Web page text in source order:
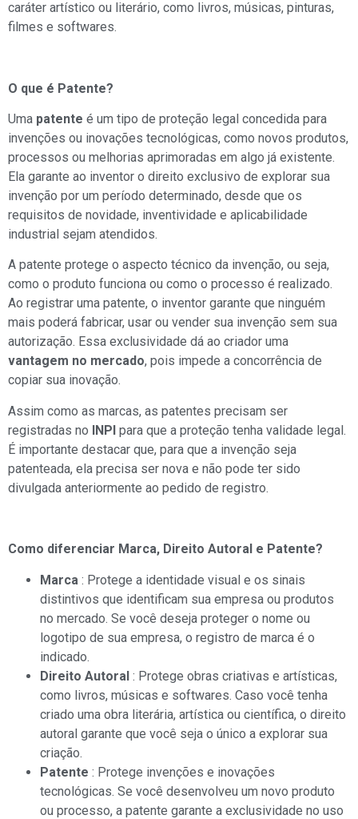
caráter artístico ou literário, como livros, músicas, pinturas,
filmes e softwares.
O que é Patente?
Uma patente é um tipo de proteção legal concedida para
invenções ou inovações tecnológicas, como novos produtos,
processos ou melhorias aprimoradas em algo já existente.
Ela garante ao inventor o direito exclusivo de explorar sua
invenção por um período determinado, desde que os
requisitos de novidade, inventividade e aplicabilidade
industrial sejam atendidos.
A patente protege o aspecto técnico da invenção, ou seja,
como o produto funciona ou como o processo é realizado.
Ao registrar uma patente, o inventor garante que ninguém
mais poderá fabricar, usar ou vender sua invenção sem sua
autorização. Essa exclusividade dá ao criador uma
vantagem no mercado, pois impede a concorrência de
copiar sua inovação.
Assim como as marcas, as patentes precisam ser
registradas no INPI para que a proteção tenha validade legal.
É importante destacar que, para que a invenção seja
patenteada, ela precisa ser nova e não pode ter sido
divulgada anteriormente ao pedido de registro.
Como diferenciar Marca, Direito Autoral e Patente?
Marca : Protege a identidade visual e os sinais
distintivos que identificam sua empresa ou produtos
no mercado. Se você deseja proteger o nome ou
logotipo de sua empresa, o registro de marca é o
indicado.
Direito Autoral : Protege obras criativas e artísticas,
como livros, músicas e softwares. Caso você tenha
criado uma obra literária, artística ou científica, o direito
autoral garante que você seja o único a explorar sua
criação.
Patente : Protege invenções e inovações
tecnológicas. Se você desenvolveu um novo produto
ou processo, a patente garante a exclusividade no uso